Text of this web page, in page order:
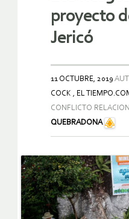
proyecto
Jericó
11 OCTUBRE, 2019
COCK , EL
CONFLICTO
QUEBRADONA